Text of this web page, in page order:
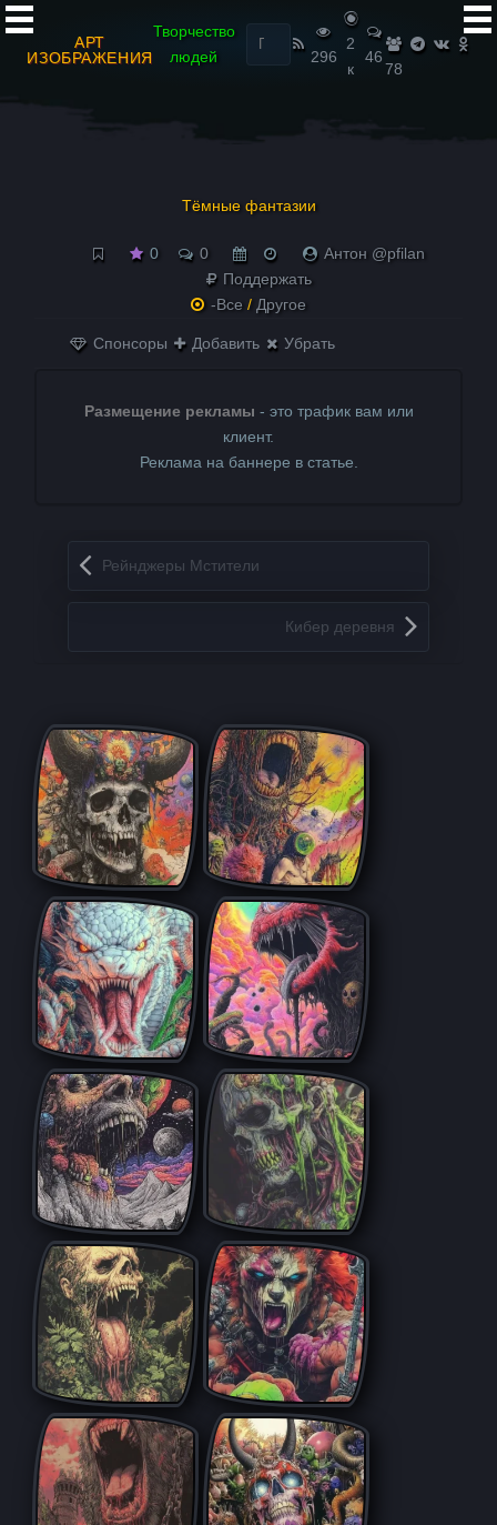
АРТ
ИЗОБРАЖЕНИЯ
Творчество
людей
Найти:
296
2
к
46
78
Тёмные фантазии
0 0
Антон @pfilan
Поддержать
-Все / Другое
Спонсоры Добавить Убрать
Размещение рекламы - это трафик вам или
клиент.
Реклама на баннере в статье.
Запись навигация
Рейнджеры Мстители
Кибер деревня